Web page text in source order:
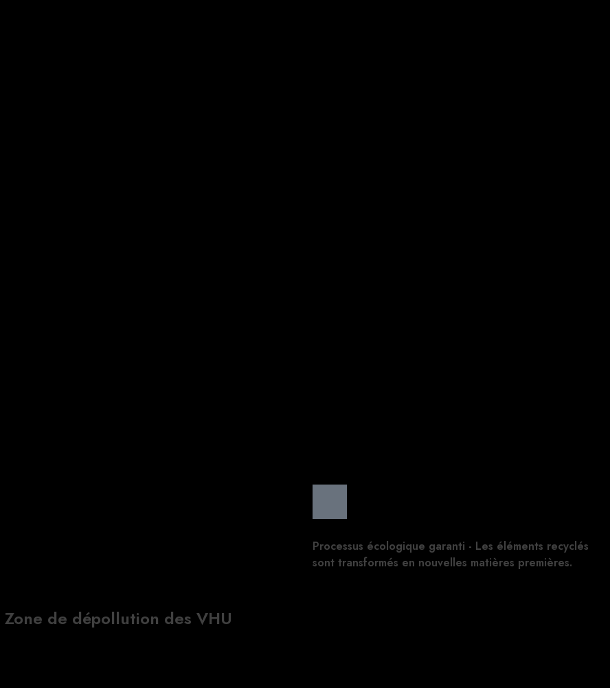
Zone de dépollution des VHU
Processus écologique garanti - Les éléments recyclés
sont transformés en nouvelles matières premières.